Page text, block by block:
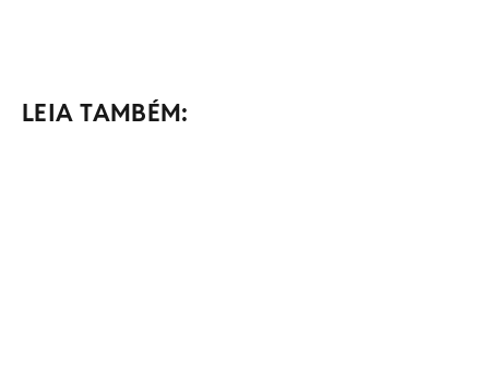
LEIA TAMBÉM: